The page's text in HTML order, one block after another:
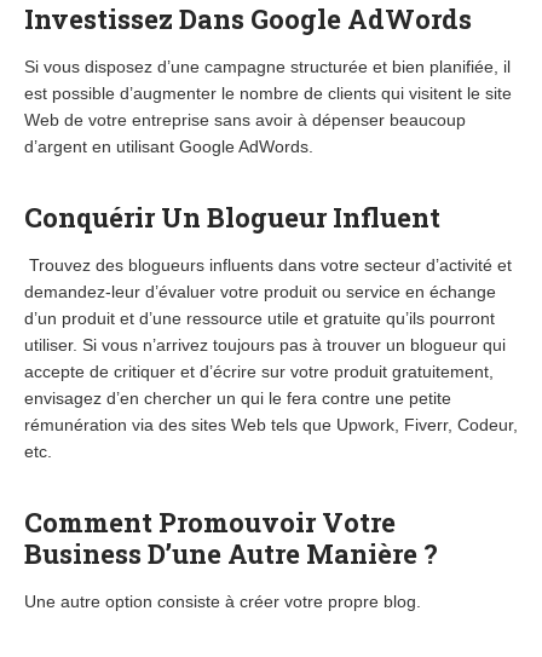
Investissez Dans Google AdWords
Si vous disposez d’une campagne structurée et bien planifiée, il
est possible d’augmenter le nombre de clients qui visitent le site
Web de votre entreprise sans avoir à dépenser beaucoup
d’argent en utilisant Google AdWords.
Conquérir Un Blogueur Influent
Trouvez des blogueurs influents dans votre secteur d’activité et
demandez-leur d’évaluer votre produit ou service en échange
d’un produit et d’une ressource utile et gratuite qu’ils pourront
utiliser. Si vous n’arrivez toujours pas à trouver un blogueur qui
accepte de critiquer et d’écrire sur votre produit gratuitement,
envisagez d’en chercher un qui le fera contre une petite
rémunération via des sites Web tels que Upwork, Fiverr, Codeur,
etc.
Comment Promouvoir Votre
Business D’une Autre Manière ?
Une autre option consiste à créer votre propre blog.